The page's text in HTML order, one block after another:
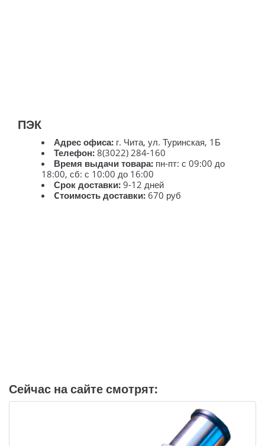
ПЭК
Адрес офиса: г. Чита, ул. Туринская, 1Б
Телефон: 8(3022) 284-160
Время выдачи товара: пн-пт: с 09:00 до
18:00, сб: с 10:00 до 16:00
Срок доставки: 9-12 дней
Cтоимость доставки: 670 руб
Сейчас на сайте смотрят: